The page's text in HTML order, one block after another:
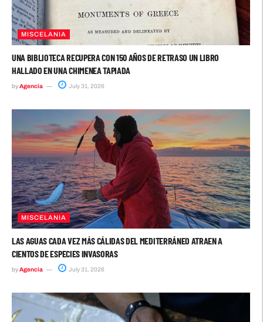
MISCELANIA
UNA BIBLIOTECA RECUPERA CON 150 AÑOS DE RETRASO UN LIBRO
HALLADO EN UNA CHIMENEA TAPIADA
byAgencia July 31, 2026
MISCELANIA
LAS AGUAS CADA VEZ MÁS CÁLIDAS DEL MEDITERRÁNEO ATRAEN A
CIENTOS DE ESPECIES INVASORAS
byAgencia July 31, 2026